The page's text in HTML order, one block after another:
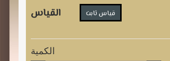
القياس
قياس ثابت
الكمية